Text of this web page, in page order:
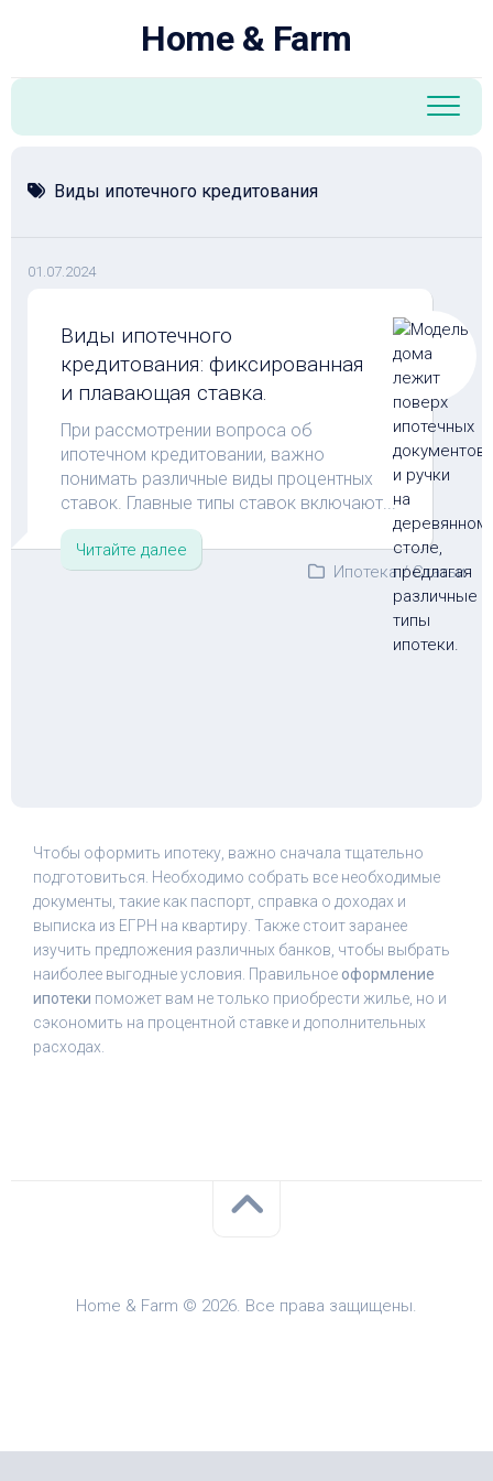
Home & Farm
Виды ипотечного кредитования
01.07.2024
Виды ипотечного
кредитования: фиксированная
и плавающая ставка.
При рассмотрении вопроса об
ипотечном кредитовании, важно
понимать различные виды процентных
ставок. Главные типы ставок включают...
Читайте далее
Ипотека/Статьи
Чтобы оформить ипотеку, важно сначала тщательно
подготовиться. Необходимо собрать все необходимые
документы, такие как паспорт, справка о доходах и
выписка из ЕГРН на квартиру. Также стоит заранее
изучить предложения различных банков, чтобы выбрать
наиболее выгодные условия. Правильное оформление
ипотеки поможет вам не только приобрести жилье, но и
сэкономить на процентной ставке и дополнительных
расходах.
Home & Farm © 2026. Все права защищены.